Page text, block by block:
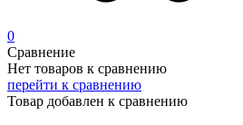
0
Сравнение
Нет товаров к сравнению
перейти к сравнению
Товар добавлен к сравнению